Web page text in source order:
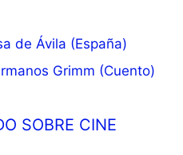
de Ávila (España)
Grimm (Cuento)
SOBRE CINE